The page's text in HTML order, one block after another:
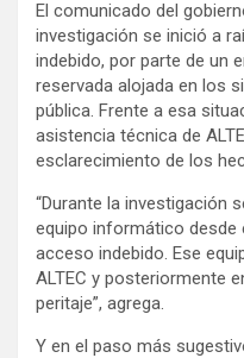
El comunicado del
investigación se inició a
indebido, por parte de un
reservada alojada en los
pública. Frente a esa
asistencia técnica de
esclarecimiento de los
“Durante la investigación
equipo informático desde
acceso indebido. Ese
ALTEC y posteriormente
peritaje”, agrega.
Y en el paso más